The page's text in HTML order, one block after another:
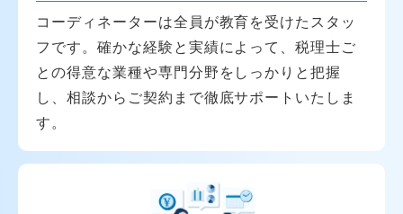
コーディネーターは全員が教育を受けたスタッ
フです。確かな経験と実績によって、税理士ご
との得意な業種や専門分野をしっかりと把握
し、相談からご契約まで徹底サポートいたしま
す。